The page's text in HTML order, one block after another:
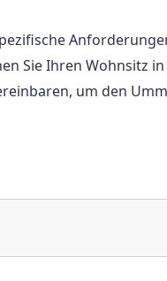
Sie Ihren Wohnsitz
um den